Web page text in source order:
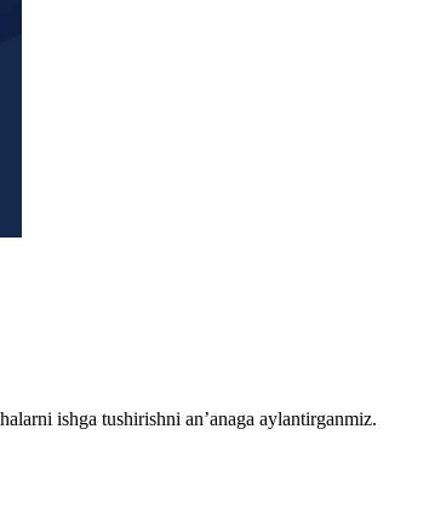
ishga tushirishni an’anaga aylantirganmiz.